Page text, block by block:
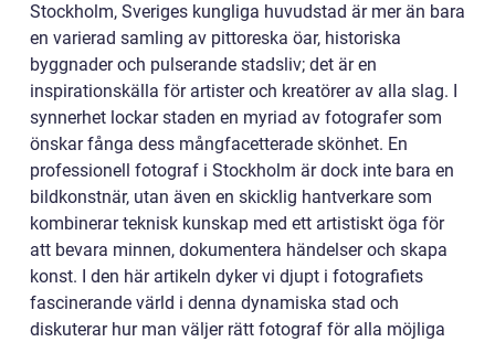
Stockholm, Sveriges kungliga huvudstad är mer än bara
en varierad samling av pittoreska öar, historiska
byggnader och pulserande stadsliv; det är en
inspirationskälla för artister och kreatörer av alla slag. I
synnerhet lockar staden en myriad av fotografer som
önskar fånga dess mångfacetterade skönhet. En
professionell fotograf i Stockholm är dock inte bara en
bildkonstnär, utan även en skicklig hantverkare som
kombinerar teknisk kunskap med ett artistiskt öga för
att bevara minnen, dokumentera händelser och skapa
konst. I den här artikeln dyker vi djupt i fotografiets
fascinerande värld i denna dynamiska stad och
diskuterar hur man väljer rätt fotograf för alla möjliga